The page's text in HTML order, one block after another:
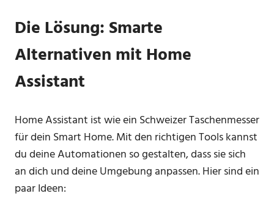
Die Lösung: Smarte
Alternativen mit Home
Assistant
Home Assistant ist wie ein Schweizer Taschenmesser
für dein Smart Home. Mit den richtigen Tools kannst
du deine Automationen so gestalten, dass sie sich
an dich und deine Umgebung anpassen. Hier sind ein
paar Ideen: